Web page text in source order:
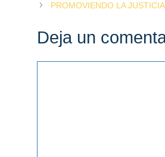
PROMOVIENDO LA
Deja un